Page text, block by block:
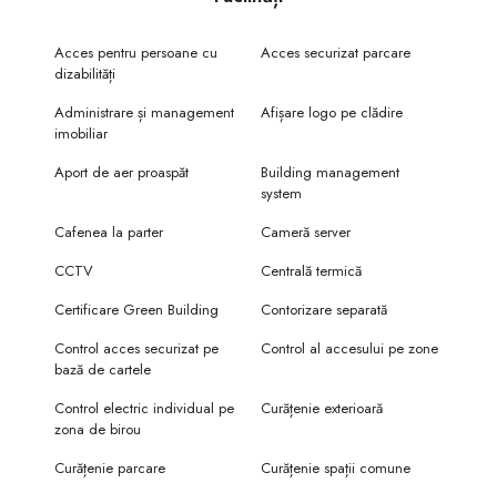
Centrul de afaceri UBC - URBAN BUSINESS CENTER este proiectat ca o
clădire puternică, sigură și modernă, cu o atenție excepțională la
o clădire de birouri premium. Elegantă și în același timp extrem de
funcțională, care va oferi o experiență de confort chiriașilor.
- Oficii moderne, spații comerciale, restaurant, parcări.
✅ P+9 etaje regim de înălțime;
✅15000 m2 suprafața totală închiriabilă;
✅250 locuri de parcare.
Acces pentru persoane cu
dizabilități
Acces securizat parcare
Administrare și management
imobiliar
Afișare logo pe clădire
Aport de aer proaspăt
Building management
system
Cafenea la parter
Cameră server
CCTV
Centrală termică
Certificare Green Building
Contorizare separată
Control acces securizat pe
bază de cartele
Control al accesului pe zone
Control electric individual pe
zona de birou
Curățenie exterioară
Curățenie parcare
Curățenie spații comune